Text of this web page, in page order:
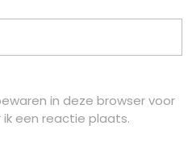
in deze browser voor
een reactie plaats.